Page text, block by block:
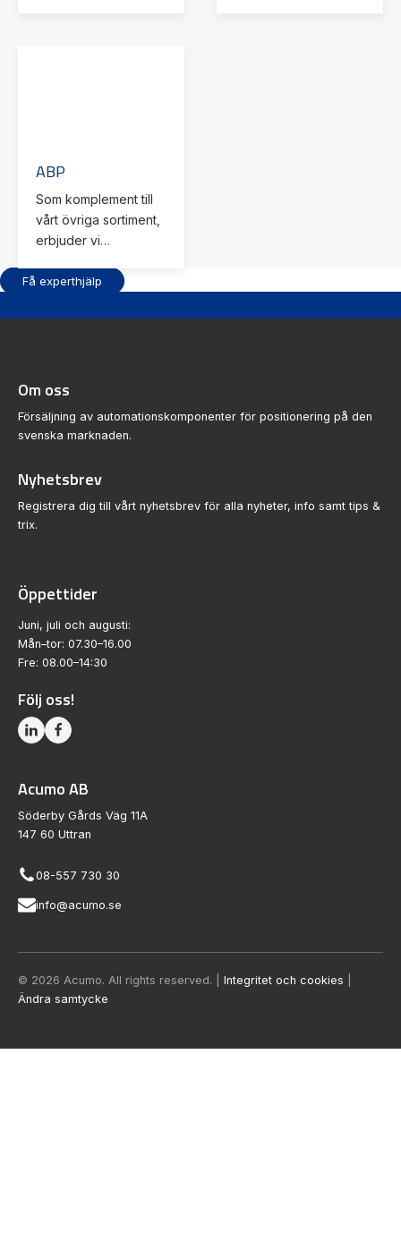
ABP
Som komplement till
vårt övriga sortiment,
erbjuder vi
ABP-Antriebstechnik.
för ytterligare
Få experthjälp
Om oss
Försäljning av automationskomponenter för positionering på den
svenska marknaden.
Nyhetsbrev
Registrera dig till vårt nyhetsbrev för alla nyheter, info samt tips &
trix.
Öppettider
Juni, juli och augusti:
Mån–tor: 07.30–16.00
Fre: 08.00–14:30
Följ oss!
Acumo AB
Söderby Gårds Väg 11A
147 60 Uttran
08-557 730 30
info@acumo.se
© 2026 Acumo. All rights reserved. | Integritet och cookies
Ändra samtycke